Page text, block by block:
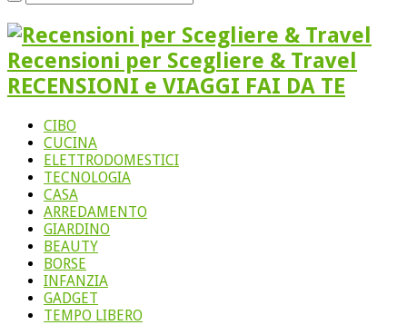
Recensioni per Scegliere & Travel
RECENSIONI e VIAGGI FAI DA TE
CIBO
CUCINA
ELETTRODOMESTICI
TECNOLOGIA
CASA
ARREDAMENTO
GIARDINO
BEAUTY
BORSE
INFANZIA
GADGET
TEMPO LIBERO